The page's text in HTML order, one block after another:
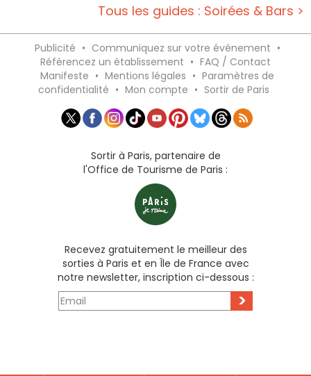
Tous les guides : Soirées & Bars >
Publicité • Communiquez sur votre événement •
Référencez un établissement • FAQ / Contact
Manifeste • Mentions légales • Paramètres de
confidentialité • Mon compte • Sortir de Paris
Sortir à Paris, partenaire de
l'Office de Tourisme de Paris :
Recevez gratuitement le meilleur des
sorties à Paris et en Île de France avec
notre newsletter, inscription ci-dessous :
>